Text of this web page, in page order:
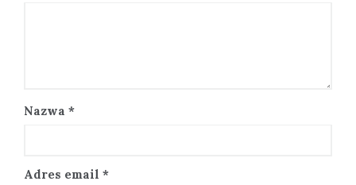
Nazwa *
Adres email *